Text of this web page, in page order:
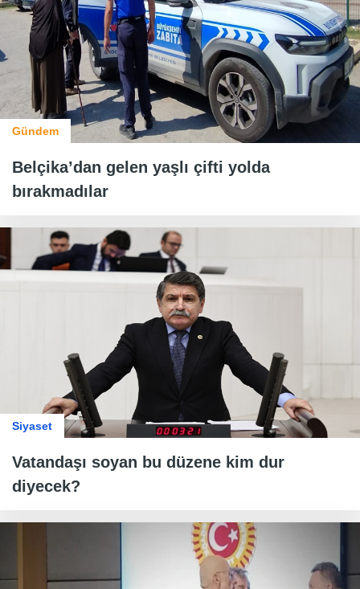
Gündem
Belçika’dan gelen yaşlı çifti yolda
bırakmadılar
Siyaset
Vatandaşı soyan bu düzene kim dur
diyecek?